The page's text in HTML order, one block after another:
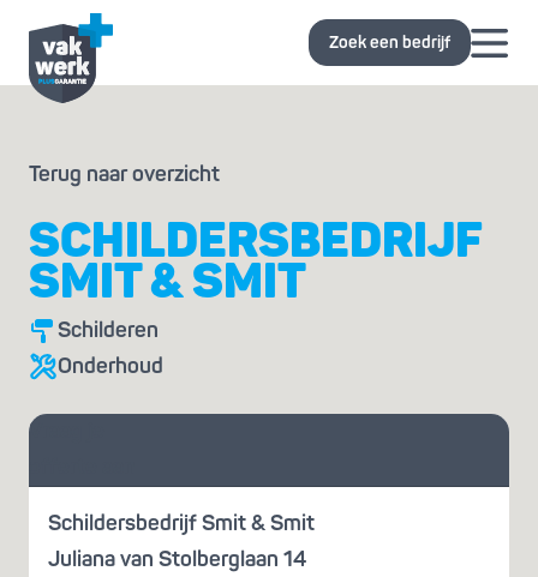
Zoek een bedrijf
Terug naar overzicht
SCHILDERSBEDRIJF
SMIT & SMIT
Schilderen
Onderhoud
Vraag je
Schildersbedrijf Smit & Smit
Juliana van Stolberglaan 14